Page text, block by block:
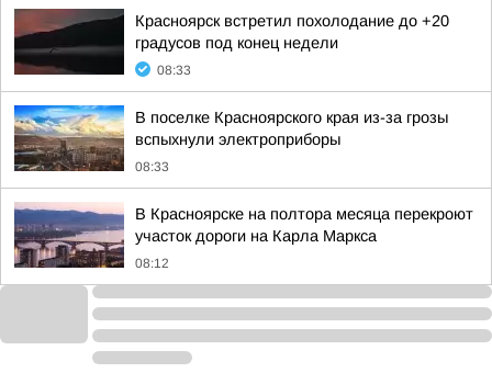
Красноярск встретил похолодание до +20
градусов под конец недели
08:33
В поселке Красноярского края из-за грозы
вспыхнули электроприборы
08:33
В Красноярске на полтора месяца перекроют
участок дороги на Карла Маркса
08:12